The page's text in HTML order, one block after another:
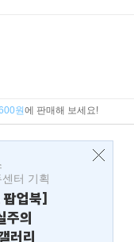
원에 판매해 보세요!
터 기획
팝업북]
주의
러리